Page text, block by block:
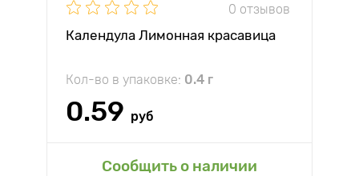
0 отзывов
Календула Лимонная красавица
Кол-во в упаковке: 0.4 г
0.59 руб
Сообщить о наличии